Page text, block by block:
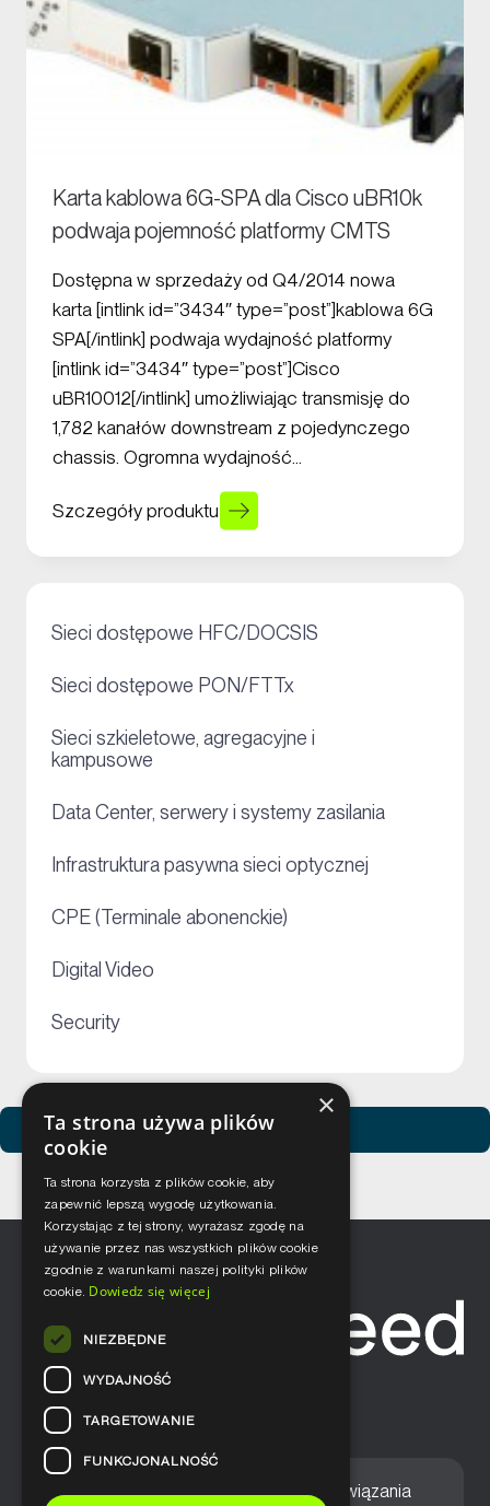
Karta kablowa 6G-SPA dla Cisco uBR10k
podwaja pojemność platformy CMTS
Dostępna w sprzedaży od Q4/2014 nowa
karta [intlink id=”3434″ type=”post”]kablowa 6G
SPA[/intlink] podwaja wydajność platformy
[intlink id=”3434″ type=”post”]Cisco
uBR10012[/intlink] umożliwiając transmisję do
1,782 kanałów downstream z pojedynczego
chassis. Ogromna wydajność…
Szczegóły produktu
Sieci dostępowe HFC/DOCSIS
Sieci dostępowe PON/FTTx
Sieci szkieletowe, agregacyjne i
kampusowe
Data Center, serwery i systemy zasilania
Infrastruktura pasywna sieci optycznej
CPE (Terminale abonenckie)
Digital Video
Security
Zobacz usługi Netceed
Home Nasze podejście Rozwiązania
×
Ta strona używa plików
cookie
Ta strona korzysta z plików cookie, aby
zapewnić lepszą wygodę użytkowania.
Korzystając z tej strony, wyrażasz zgodę na
używanie przez nas wszystkich plików cookie
zgodnie z warunkami naszej polityki plików
cookie. Dowiedz się więcej
NIEZBĘDNE
WYDAJNOŚĆ
TARGETOWANIE
FUNKCJONALNOŚĆ